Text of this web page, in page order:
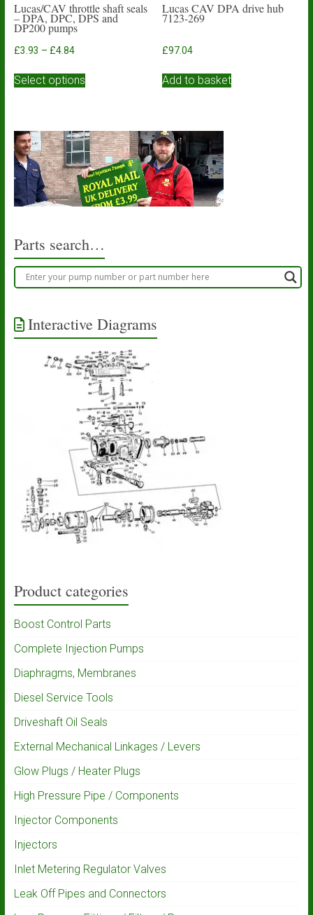
Lucas/CAV throttle shaft seals
– DPA, DPC, DPS and
DP200 pumps
£3.93 – £4.84Price
£3.93
Select optionsproduct
The
options
may
be
chosen
on
product
page
Lucas CAV DPA drive hub
7123-269
£97.04
Add to basket
Parts search…
Interactive Diagrams
Product categories
Boost Control Parts
Complete Injection Pumps
Diaphragms, Membranes
Diesel Service Tools
Driveshaft Oil Seals
External Mechanical Linkages / Levers
Glow Plugs / Heater Plugs
High Pressure Pipe / Components
Injector Components
Injectors
Inlet Metering Regulator Valves
Leak Off Pipes and Connectors